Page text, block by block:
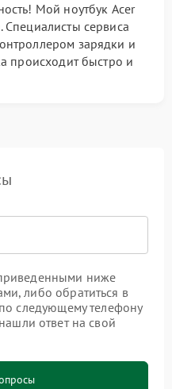
Мой ноутбук Acer
Специалисты сервиса
зарядки и
происходит быстро и
ниже
либо обратиться в
следующему телефону
ответ на свой